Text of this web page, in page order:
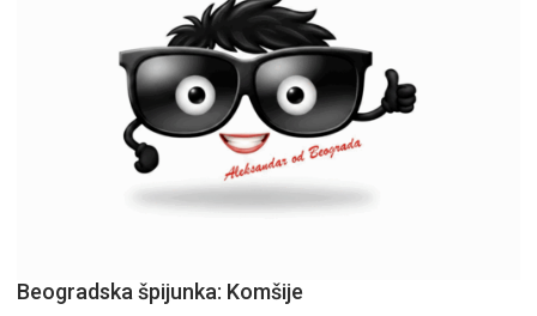
Beogradska špijunka: Komšije